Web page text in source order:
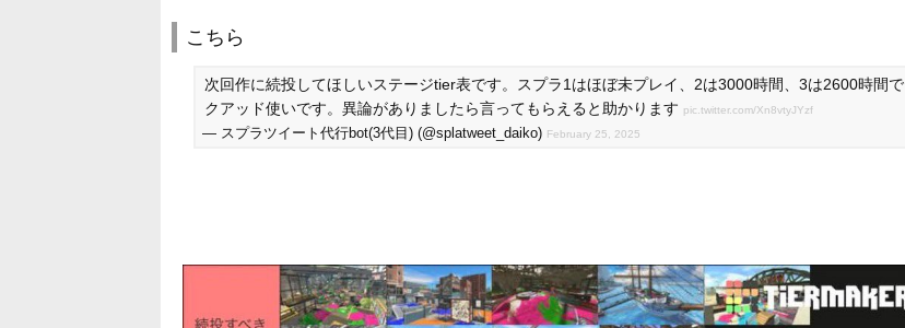
こちら
次回作に続投してほしいステージtier表です。スプラ1はほぼ未プレイ、2は3000時間、3は2600時間で
クアッド使いです。異論がありましたら言ってもらえると助かります pic.twitter.com/Xn8vtyJYzf
— スプラツイート代行bot(3代目) (@splatweet_daiko) February 25, 2025